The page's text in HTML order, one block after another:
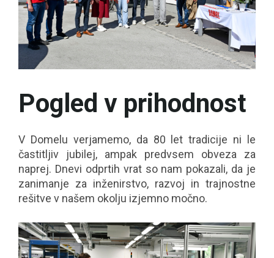
Pogled v prihodnost
V Domelu verjamemo, da 80 let tradicije ni le
častitljiv jubilej, ampak predvsem obveza za
naprej. Dnevi odprtih vrat so nam pokazali, da je
zanimanje za inženirstvo, razvoj in trajnostne
rešitve v našem okolju izjemno močno.